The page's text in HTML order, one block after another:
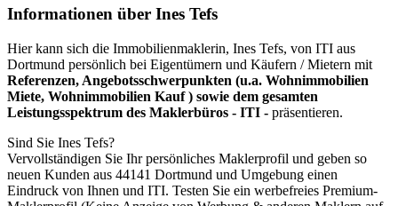
Informationen über Ines Tefs
Hier kann sich die Immobilienmaklerin, Ines Tefs, von ITI aus
Dortmund persönlich bei Eigentümern und Käufern / Mietern mit
Referenzen, Angebotsschwerpunkten (u.a. Wohnimmobilien
Miete, Wohnimmobilien Kauf ) sowie dem gesamten
Leistungsspektrum des Maklerbüros - ITI - präsentieren.
Sind Sie Ines Tefs?
Vervollständigen Sie Ihr persönliches Maklerprofil und geben so
neuen Kunden aus 44141 Dortmund und Umgebung einen
Eindruck von Ihnen und ITI. Testen Sie ein werbefreies Premium-